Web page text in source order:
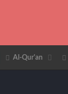
Al-Qur'an